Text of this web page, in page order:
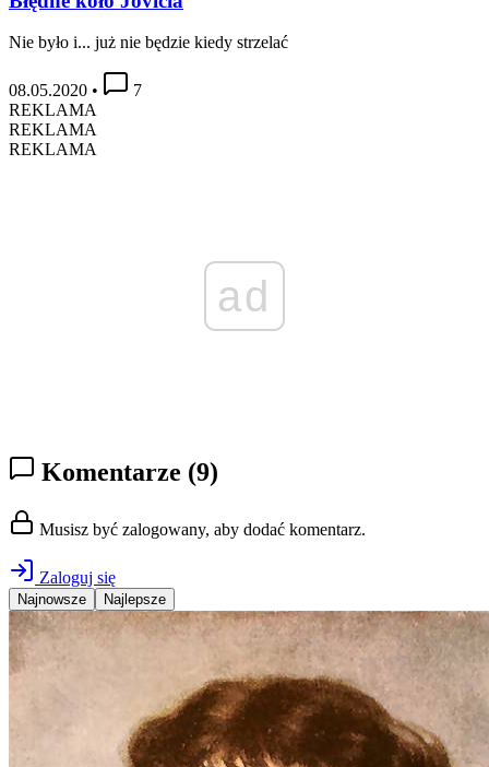
Nie było i... już nie będzie kiedy strzelać
08.05.2020 •
7
REKLAMA
REKLAMA
REKLAMA
ad
Komentarze (9)
Musisz być zalogowany, aby dodać komentarz.
Zaloguj się
Najnowsze Najlepsze